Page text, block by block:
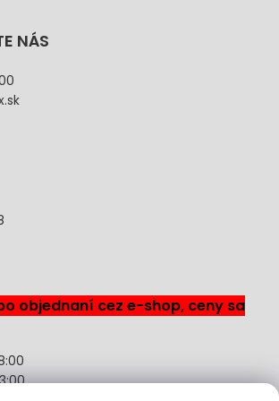
NÁS
objednaní cez e-shop, ceny sa